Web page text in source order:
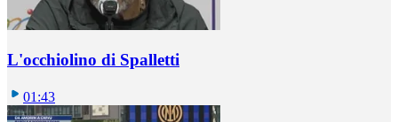
L'occhiolino di Spalletti
01:43